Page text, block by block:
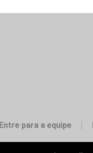
Entre para a equipe